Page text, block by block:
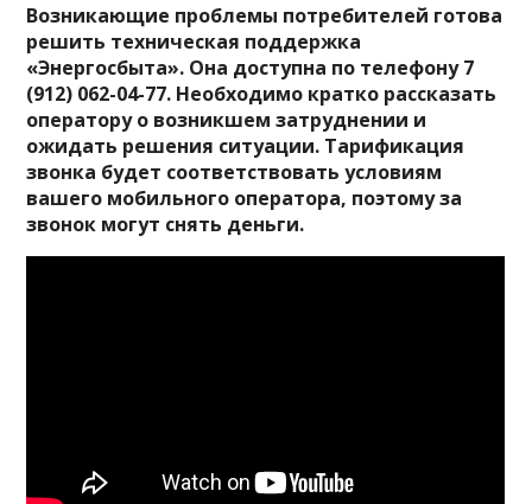
Возникающие проблемы потребителей готова
решить техническая поддержка
«Энергосбыта». Она доступна по телефону 7
(912) 062-04-77. Необходимо кратко рассказать
оператору о возникшем затруднении и
ожидать решения ситуации. Тарификация
звонка будет соответствовать условиям
вашего мобильного оператора, поэтому за
звонок могут снять деньги.